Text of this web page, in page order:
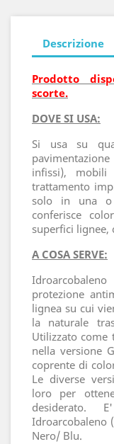
Descrizione
Prodotto
scorte.
DOVE SI USA:
Si usa su
infissi), mobili
trattamento
solo in una o
conferisce
superfici lignee,
A COSA SERVE:
protezione
lignea su cui
la naturale
Utilizzato
nella versione
coprente di
Le diverse
loro per
desiderato.
Idroarcobaleno
Nero/ Blu.